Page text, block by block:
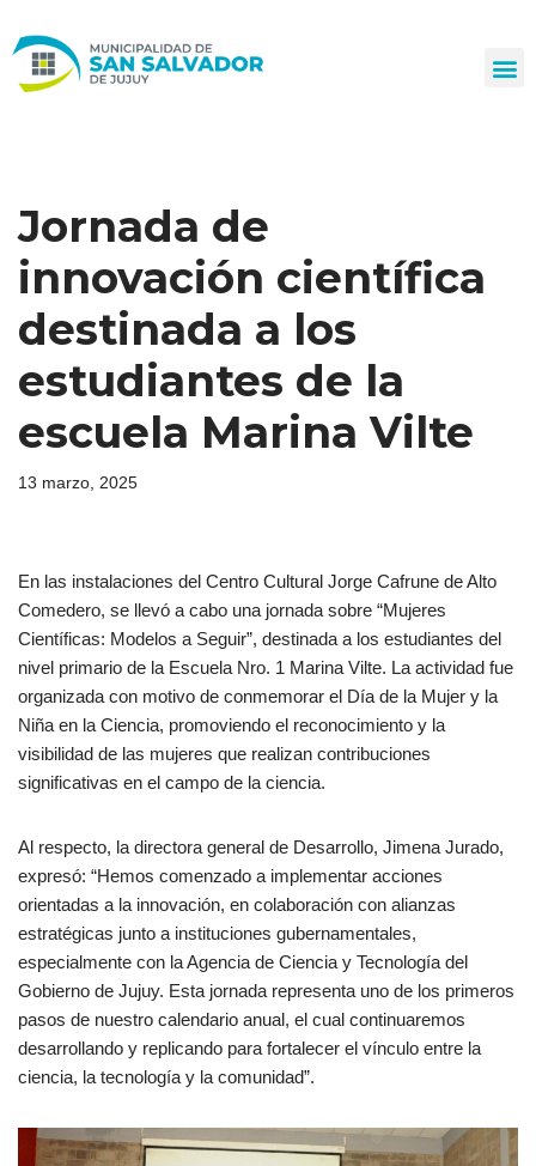
al
Jornada de
innovación científica
destinada a los
estudiantes de la
escuela Marina Vilte
13 marzo, 2025
En las instalaciones del Centro Cultural Jorge Cafrune de Alto
Comedero, se llevó a cabo una jornada sobre “Mujeres
Científicas: Modelos a Seguir”, destinada a los estudiantes del
nivel primario de la Escuela Nro. 1 Marina Vilte. La actividad fue
organizada con motivo de conmemorar el Día de la Mujer y la
Niña en la Ciencia, promoviendo el reconocimiento y la
visibilidad de las mujeres que realizan contribuciones
significativas en el campo de la ciencia.
Al respecto, la directora general de Desarrollo, Jimena Jurado,
expresó: “Hemos comenzado a implementar acciones
orientadas a la innovación, en colaboración con alianzas
estratégicas junto a instituciones gubernamentales,
especialmente con la Agencia de Ciencia y Tecnología del
Gobierno de Jujuy. Esta jornada representa uno de los primeros
pasos de nuestro calendario anual, el cual continuaremos
desarrollando y replicando para fortalecer el vínculo entre la
ciencia, la tecnología y la comunidad”.